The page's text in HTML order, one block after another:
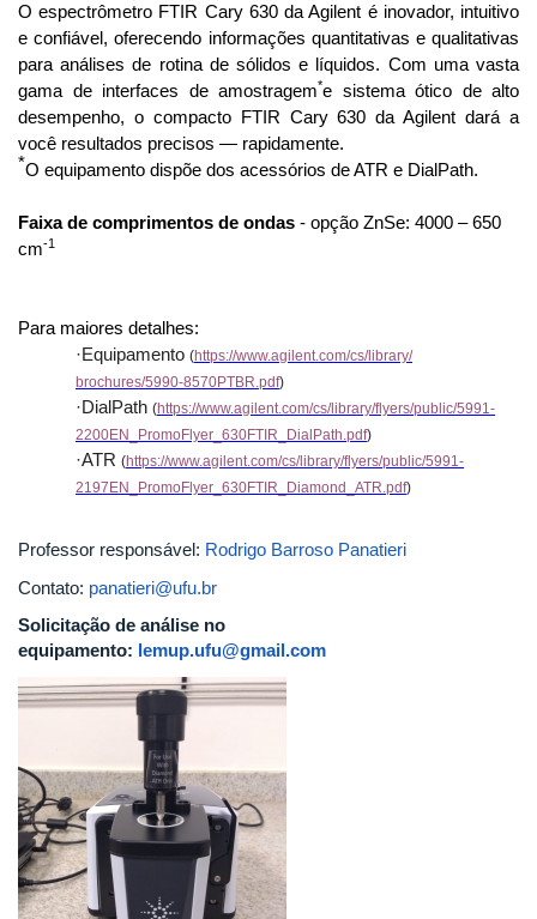
O espectrômetro FTIR Cary 630 da Agilent é inovador, intuitivo
e confiável, oferecendo informações quantitativas e qualitativas
para análises de rotina de sólidos e líquidos. Com uma vasta
gama de interfaces de amostragem*e sistema ótico de alto
desempenho, o compacto FTIR Cary 630 da Agilent dará a
você resultados precisos — rapidamente.
*O equipamento dispõe dos acessórios de ATR e DialPath.
Faixa de comprimentos de ondas - opção ZnSe: 4000 – 650
cm-1
Para maiores detalhes:
·Equipamento (https://www.agilent.com/cs/library/
brochures/5990-8570PTBR.pdf)
·DialPath (https://www.agilent.com/cs/library/flyers/public/5991-
2200EN_PromoFlyer_ 630FTIR_DialPath.pdf)
·ATR (https://www.agilent.com/cs/library/flyers/public/5991-
2197EN_PromoFlyer_ 630FTIR_Diamond_ATR.pdf)
Professor responsável: Rodrigo Barroso Panatieri
Contato: panatieri@ufu.br
Solicitação de análise no
equipamento: lemup.ufu@gmail.com